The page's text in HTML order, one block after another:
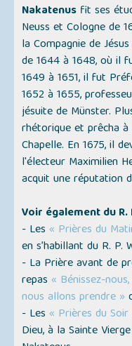
Nakatenus fit ses
Neuss et Cologne de
la Compagnie de
de 1644 à 1648, où il
1649 à 1651, il fut
1652 à 1655,
jésuite de Münster.
rhétorique et prêcha
Chapelle. En 1675, il
l'électeur Maximilien
acquit une réputation
Voir également du
- Les « Prières du
en s’habillant du R. P.
- La Prière avant de
repas « Bénissez-
nous allons prendre »
- Les « Prières du Soir
Dieu, à la Sainte